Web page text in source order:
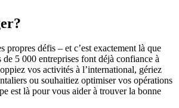
propres défis – et c’est exactement là que
5 000 entreprises font déjà confiance à
vos activités à l’international, gériez
ou souhaitiez optimiser vos opérations
est là pour vous aider à trouver la bonne